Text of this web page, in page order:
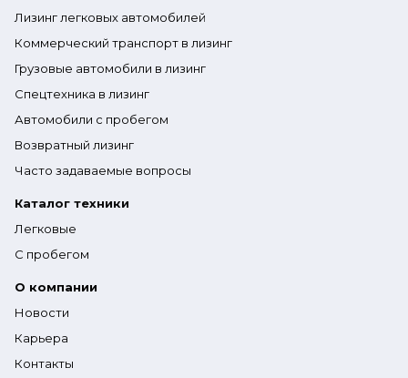
Лизинг легковых автомобилей
Коммерческий транспорт в лизинг
Грузовые автомобили в лизинг
Спецтехника в лизинг
Автомобили с пробегом
Возвратный лизинг
Часто задаваемые вопросы
Каталог техники
Легковые
С пробегом
О компании
Новости
Карьера
Контакты